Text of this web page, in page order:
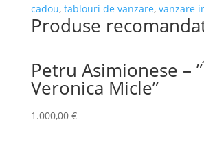
cadou, tablouri de vanzare, vanzare
Produse
Petru Asimionese –
Veronica Micle”
1.000,00 €